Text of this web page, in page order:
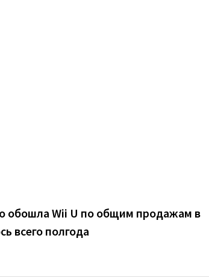
обошла Wii U по общим продажам в
всего полгода